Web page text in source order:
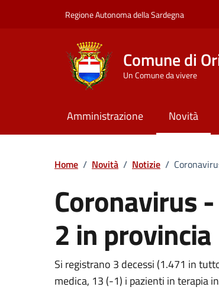
Regione Autonoma della Sardegna
Comune di
Un Comune da vivere
Amministrazione Novità
Home / Novità / Notizie /
Coronavirus
2 in provincia
Dettagli della
Si registrano 3 decessi (1.471 in
medica, 13 (-1) i pazienti in terapia